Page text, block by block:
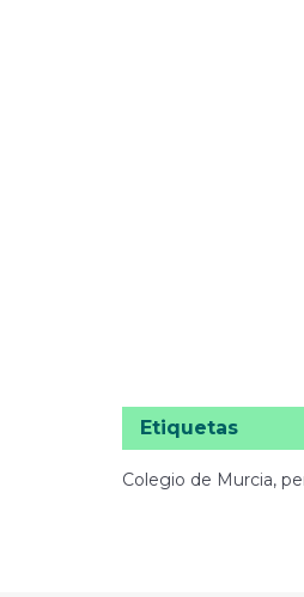
Etiquetas
Colegio de Murcia,